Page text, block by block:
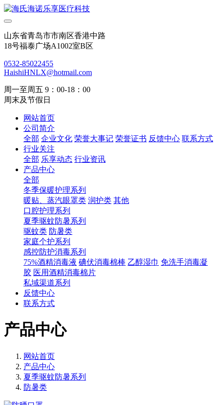
山东省青岛市市南区香港中路
18号福泰广场A1002室B区
0532-85022455
HaishiHNLX@hotmail.com
周一至周五 9：00-18：00
周末及节假日
网站首页
公司简介
全部 企业文化 荣誉大事记 荣誉证书 反馈中心 联系方式
行业关注
全部 乐享动态 行业资讯
产品中心
全部
冬季保暖护理系列
暖贴、蒸汽眼罩类 润护类 其他
口腔护理系列
夏季驱蚊防暑系列
驱蚊类 防暑类
家庭个护系列
感控防护消毒系列
75%酒精消毒液 碘伏消毒棉棒 乙醇湿巾 免洗手消毒凝
胶 医用酒精消毒棉片
私域渠道系列
反馈中心
联系方式
产品中心
网站首页
产品中心
夏季驱蚊防暑系列
防暑类